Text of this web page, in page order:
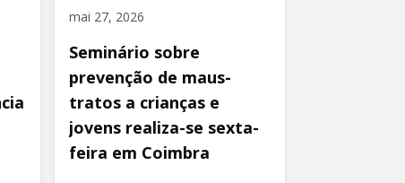
mai 27, 2026
Seminário sobre
prevenção de maus-
tratos a crianças e
jovens realiza-se sexta-
feira em Coimbra